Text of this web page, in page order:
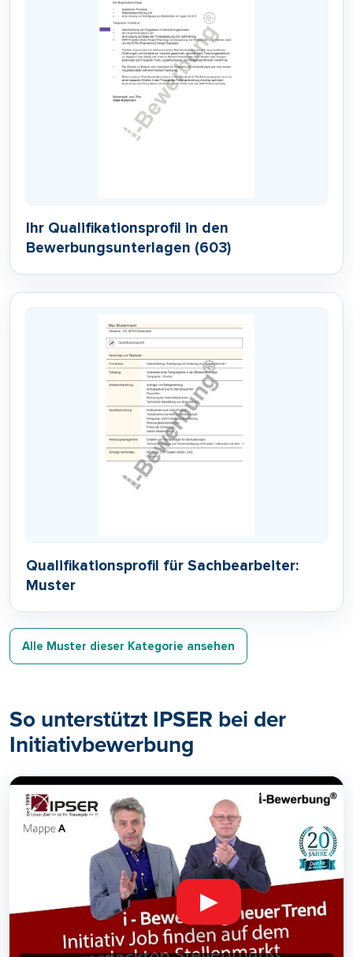
Ihr Qualifikationsprofil in den
Bewerbungsunterlagen (603)
Qualifikationsprofil für Sachbearbeiter:
Muster
Alle Muster dieser Kategorie ansehen
So unterstützt IPSER bei der
Initiativbewerbung
▶